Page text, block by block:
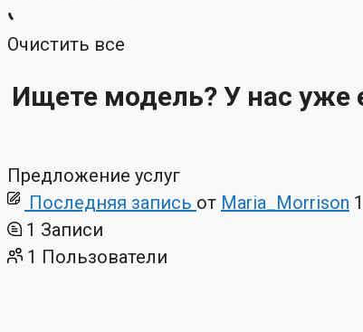
Очистить все
Ищете модель? У нас уже
Предложение услуг
Последняя запись от Maria_Morrison
1 Записи
1 Пользователи